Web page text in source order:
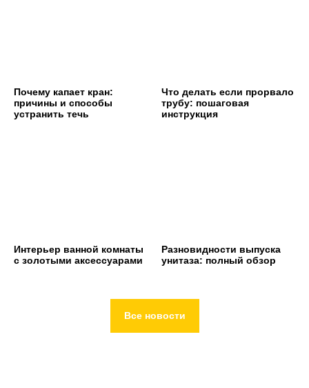
Почему капает кран:
причины и способы
устранить течь
Что делать если прорвало
трубу: пошаговая
инструкция
Интерьер ванной комнаты
с золотыми аксессуарами
Разновидности выпуска
унитаза: полный обзор
Все новости